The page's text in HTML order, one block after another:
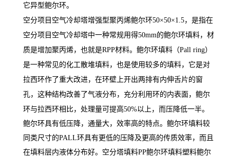
它异型鲍尔环。
空分项目 空气冷却塔增强型聚丙烯鲍尔环50×50×1.5，是指在
空分项目空气冷却塔中一种常规用得50mm的鲍尔环填料，材
质是增加聚丙烯，也就是RPP材料。 鲍尔环填料（Pall ring）
是一种常见的化工散堆填料，也是使用较多的填料，它是对
拉西环作了重大改进，在环壁上开出两排有内伸舌片的窗
孔，这种结构改善了气液分布，充分利用环的内表面，鲍尔
环与拉西环相比，处理量可提高50%以上，而压降低一半。
鲍尔环具有低压降，通量大，效率高的特点。鲍尔环填料较
同类尺寸的PALL环具有更低的压降及更高的传质效率，而且
在填料层内液体分布好。空分塔填料PP鲍尔环填料塑料鲍尔